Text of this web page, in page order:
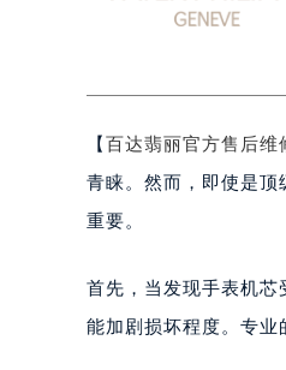
泰州
绍兴市
嘉兴市
广州市
广州
【 百达翡丽官方售后维
青睐。然而，即使是顶
重要。
首先，当发现手表机
能加剧损坏程度。专业